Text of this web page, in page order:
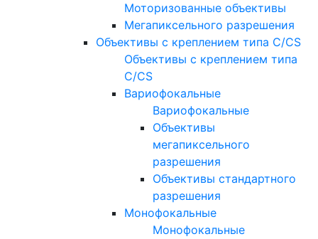
Моторизованные объективы
Мегапиксельного разрешения
Объективы с креплением типа C/CS
Объективы с креплением типа
C/CS
Вариофокальные
Вариофокальные
Объективы
мегапиксельного
разрешения
Объективы стандартного
разрешения
Монофокальные
Монофокальные